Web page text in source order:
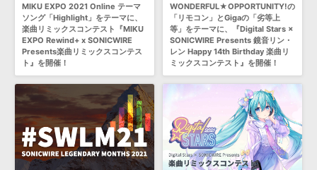
MIKU EXPO 2021 Online テーマ
ソング「Highlight」をテーマに、
楽曲リミックスコンテスト『MIKU
EXPO Rewind+ x SONICWIRE
Presents楽曲リミックスコンテス
ト』を開催！
WONDERFUL★OPPORTUNITY!の
「リモコン」とGigaの「劣等上
等」をテーマに、『Digital Stars ×
SONICWIRE Presents 鏡音リン・
レン Happy 14th Birthday 楽曲リ
ミックスコンテスト』を開催！